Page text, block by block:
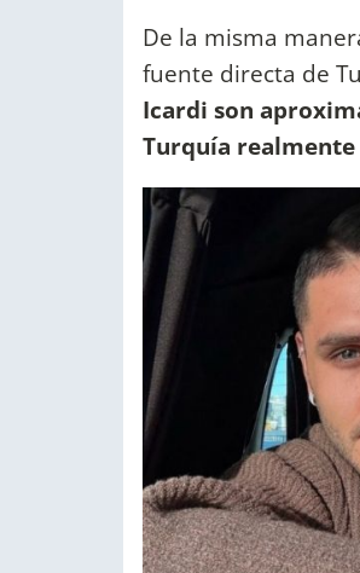
De la misma
fuente directa de
Icardi son
Turquía